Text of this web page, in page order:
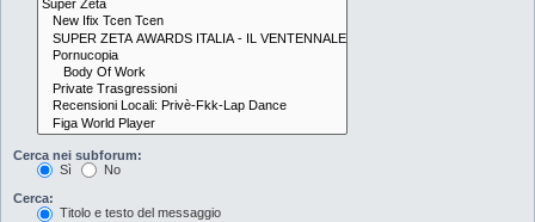
Cerca nei subforum:
Sì
No
Cerca:
Titolo e testo del messaggio